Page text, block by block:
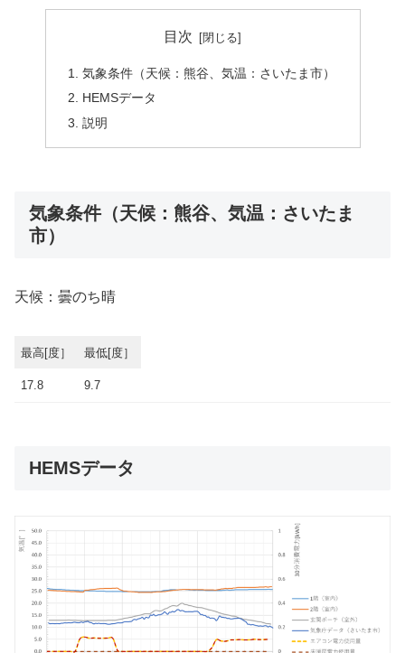
目次
気象条件（天候：熊谷、気温：さいたま市）
HEMSデータ
説明
気象条件（天候：熊谷、気温：さいたま
市）
天候：曇のち晴
最高[度］ 最低[度］
17.8 9.7
HEMSデータ